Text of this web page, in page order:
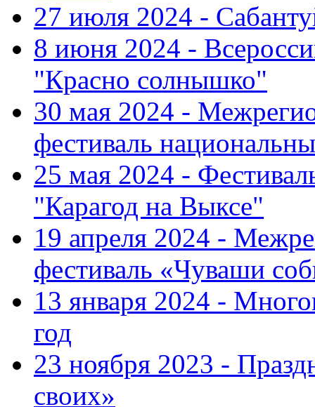
27 июля 2024 -
8 июня 2024 -
"Красно солнышко"
30 мая 2024 -
фестиваль
25 мая 2024 -
"Карагод на Выксе"
19 апреля 2024 -
фестиваль «Чуваши
13 января 2024 -
год
23 ноября 2023 -
своих»